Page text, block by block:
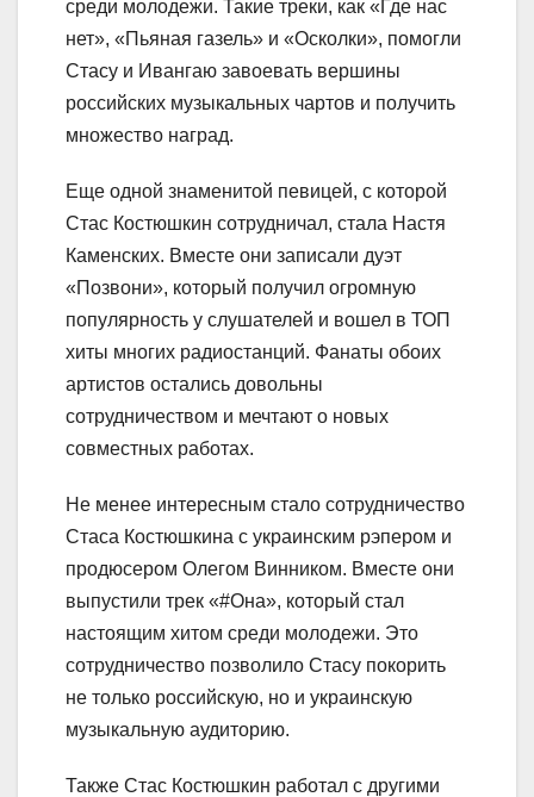
среди молодежи. Такие треки, как «Где нас
нет», «Пьяная газель» и «Осколки», помогли
Стасу и Ивангаю завоевать вершины
российских музыкальных чартов и получить
множество наград.
Еще одной знаменитой певицей, с которой
Стас Костюшкин сотрудничал, стала Настя
Каменских. Вместе они записали дуэт
«Позвони», который получил огромную
популярность у слушателей и вошел в ТОП
хиты многих радиостанций. Фанаты обоих
артистов остались довольны
сотрудничеством и мечтают о новых
совместных работах.
Не менее интересным стало сотрудничество
Стаса Костюшкина с украинским рэпером и
продюсером Олегом Винником. Вместе они
выпустили трек «#Она», который стал
настоящим хитом среди молодежи. Это
сотрудничество позволило Стасу покорить
не только российскую, но и украинскую
музыкальную аудиторию.
Также Стас Костюшкин работал с другими